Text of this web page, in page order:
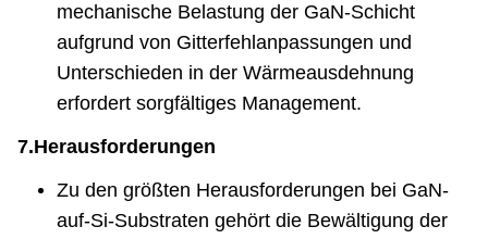
mechanische Belastung der GaN-Schicht
aufgrund von Gitterfehlanpassungen und
Unterschieden in der Wärmeausdehnung
erfordert sorgfältiges Management.
7.Herausforderungen
Zu den größten Herausforderungen bei GaN-
auf-Si-Substraten gehört die Bewältigung der